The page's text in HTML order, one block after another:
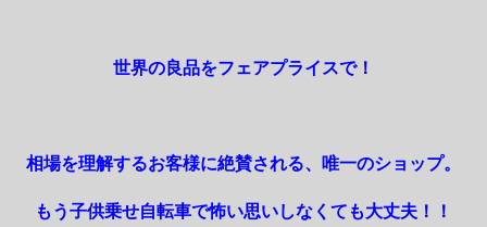
世界の良品をフェアプライスで！
相場を理解するお客様に絶賛される、唯一のショップ。
もう子供乗せ自転車で怖い思いしなくても大丈夫！！